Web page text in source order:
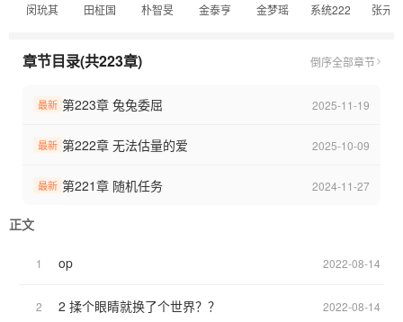
【金泰亨】纯情/单纯可爱
【闵玧其】直球/目中无人
“我才是你唯一的选择，看着我，只许看着我。”
【朴智旻】腹黑/占有欲极强
“我腐朽的心脏只为你而跳。”
闵玧其 田柾国 朴智旻 金泰亨 金梦瑶 系统222 张元英
章节目录(共223章) 倒序全部章节
最新 第223章 兔兔委屈 2025-11-19
最新 第222章 无法估量的爱 2025-10-09
最新 第221章 随机任务 2024-11-27
正文
1 op 2022-08-14
2 2 揉个眼睛就换了个世界？？ 2022-08-14